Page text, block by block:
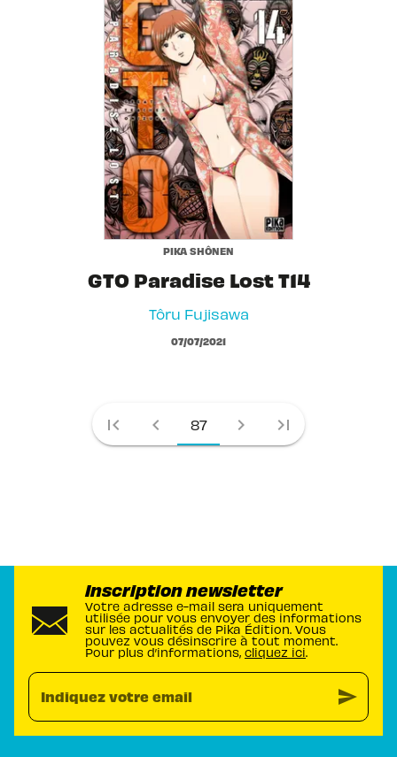
PIKA SHÔNEN
GTO Paradise Lost T14
Tôru Fujisawa
07/07/2021
first_page chevron_left 87 chevron_right last_page
Inscription newsletter
Votre adresse e-mail sera uniquement
utilisée pour vous envoyer des informations
sur les actualités de Pika Édition. Vous
pouvez vous désinscrire à tout moment.
Pour plus d’informations, cliquez ici.
Indiquez votre email send